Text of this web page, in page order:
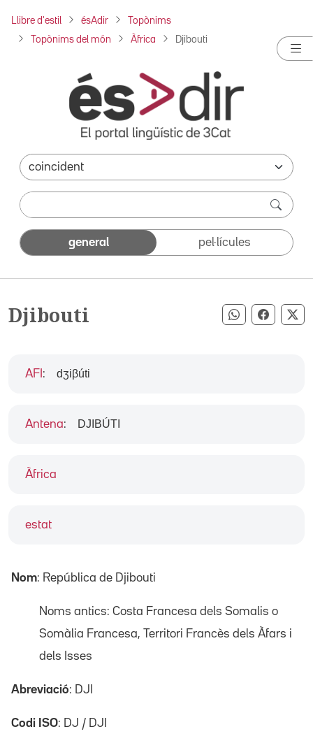
Llibre d'estil ésAdir Topònims
Topònims del món Àfrica Djibouti
general pel·lícules
Djibouti Compartir
Àfrica
estat
AFI : dʒiβúti
Antena: DJIBÚTI
Nom: República de Djibouti
Noms antics: Costa Francesa dels Somalis o
Somàlia Francesa, Territori Francès dels Àfars i
dels Isses
Abreviació: DJI
Codi ISO: DJ / DJI